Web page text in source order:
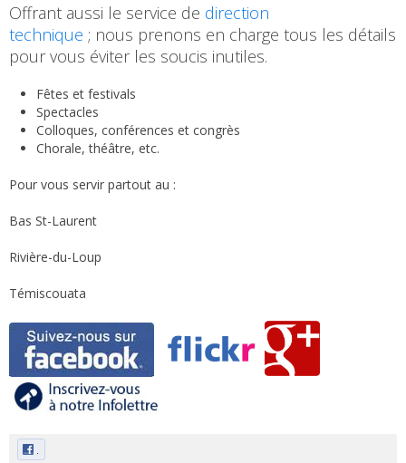
Offrant aussi le service de direction
technique ; nous prenons en charge tous les détails
pour vous éviter les soucis inutiles.
Fêtes et festivals
Spectacles
Colloques, conférences et congrès
Chorale, théâtre, etc.
Pour vous servir partout au :
Bas St-Laurent
Rivière-du-Loup
Témiscouata